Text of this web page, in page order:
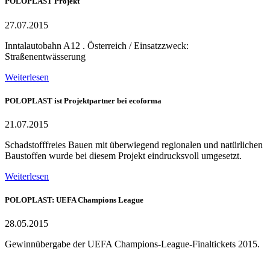
27.07.2015
Inntalautobahn A12 . Österreich / Einsatzzweck:
Straßenentwässerung
Weiterlesen
POLOPLAST ist Projektpartner bei ecoforma
21.07.2015
Schadstofffreies Bauen mit überwiegend regionalen und natürlichen
Baustoffen wurde bei diesem Projekt eindrucksvoll umgesetzt.
Weiterlesen
POLOPLAST: UEFA Champions League
28.05.2015
Gewinnübergabe der UEFA Champions-League-Finaltickets 2015.